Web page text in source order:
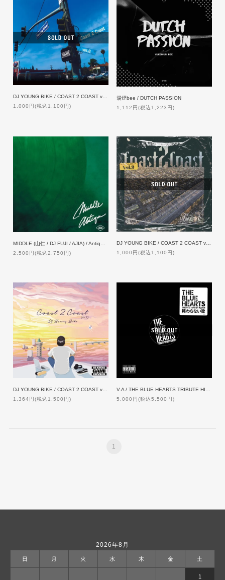
1,000円(税込1,100円)
湯煙bee / DUTCH PASSION
1,112円(税込1,223円)
2,500円(税込2,750円)
DJ YOUNG BIKE / COAST 2 COAST vol.9
1,000円(税込1,100円)
1,364円(税込1,500円)
5,000円(税込5,500円)
1
2026年8月
日 月 火 水 木 金 土
1